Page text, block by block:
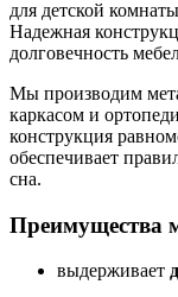
для детской
Надежная
долговечность
Мы производим
каркасом и
конструкция
обеспечивает
сна.
Преимущества
выдерживает